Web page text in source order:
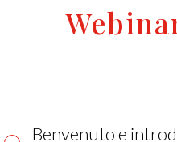
Benvenuto e